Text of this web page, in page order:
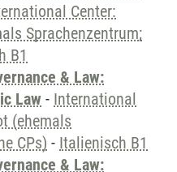
Center:
Sprachenzentrum;
B1
& Law:
Law - International
(ehemals
CPs) - Italienisch B1
& Law: